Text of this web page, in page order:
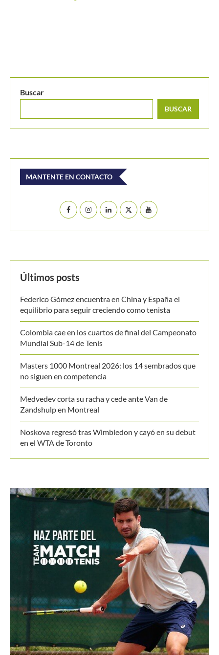
Buscar
BUSCAR
MANTENTE EN CONTACTO
Últimos posts
Federico Gómez encuentra en China y España el
equilibrio para seguir creciendo como tenista
Colombia cae en los cuartos de final del Campeonato
Mundial Sub-14 de Tenis
Masters 1000 Montreal 2026: los 14 sembrados que
no siguen en competencia
Medvedev corta su racha y cede ante Van de
Zandshulp en Montreal
Noskova regresó tras Wimbledon y cayó en su debut
en el WTA de Toronto